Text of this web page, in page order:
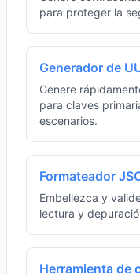
para proteger la
Generador de
Genere
para claves
escenarios.
Formateador
Embellezca y
lectura y
Herramienta de